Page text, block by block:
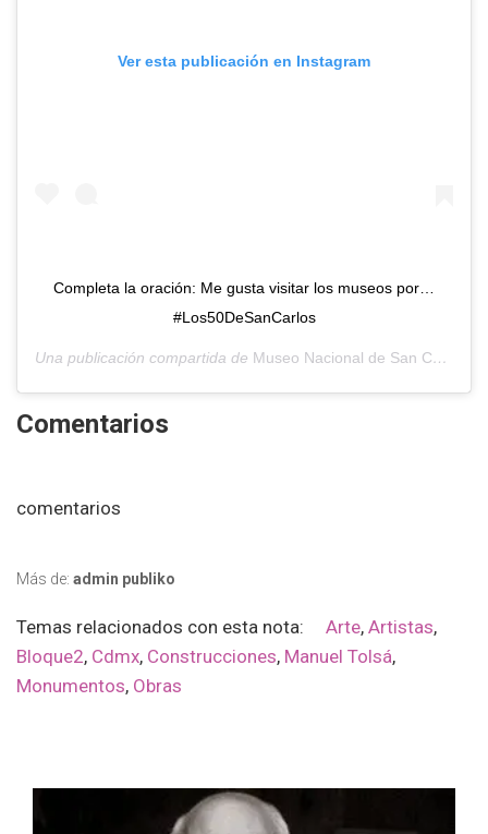
Ver esta publicación en Instagram
Completa la oración: Me gusta visitar los museos por…
#Los50DeSanCarlos
Una publicación compartida de Museo Nacional de San Carlos
Comentarios
comentarios
Más de: admin publiko
Temas relacionados con esta nota: Arte, Artistas,
Bloque2, Cdmx, Construcciones, Manuel Tolsá,
Monumentos, Obras